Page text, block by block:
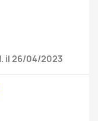
il 26/04/2023